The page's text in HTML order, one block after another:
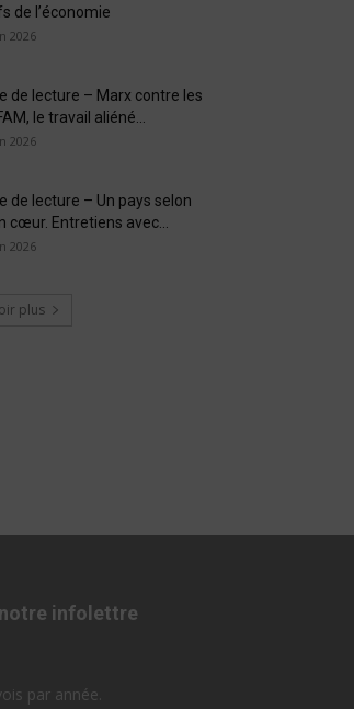
de l’économie
2026
de lecture – Marx contre les
le travail aliéné...
2026
de lecture – Un pays selon
cœur. Entretiens avec...
2026
plus
infolettre
par année.